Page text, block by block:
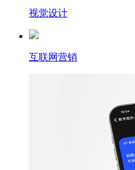
视觉设计
互联网营销